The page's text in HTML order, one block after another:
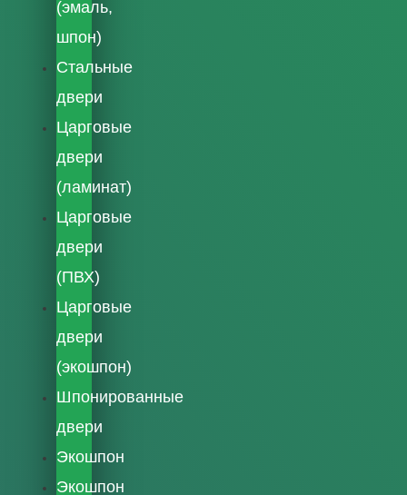
(эмаль,
шпон)
Стальные
двери
Царговые
двери
(ламинат)
Царговые
двери
(ПВХ)
Царговые
двери
(экошпон)
Шпонированные
двери
Экошпон
Экошпон